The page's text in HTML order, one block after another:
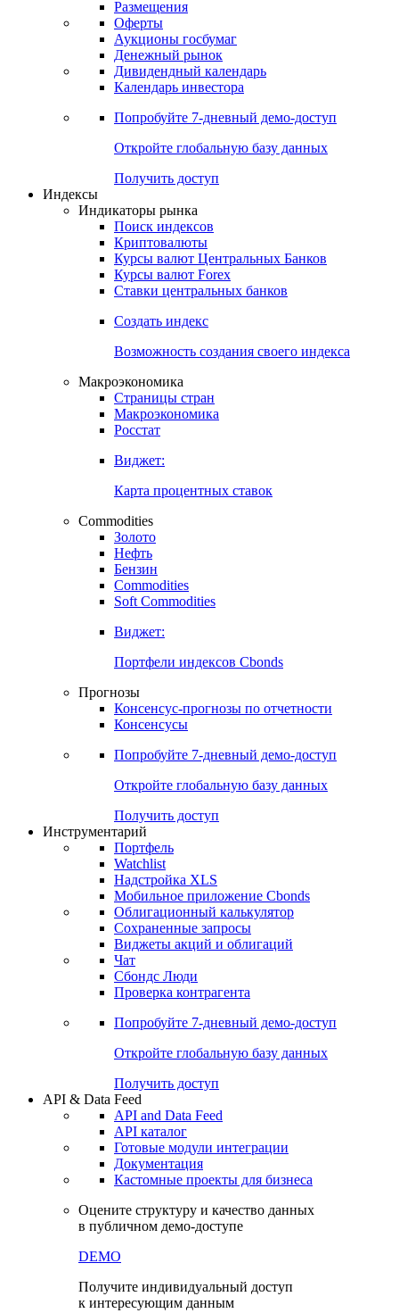
Размещения
Оферты
Аукционы госбумаг
Денежный рынок
Дивидендный календарь
Календарь инвестора
Попробуйте 7-дневный демо-доступ
Откройте глобальную базу данных
Получить доступ
Индексы
Индикаторы рынка
Поиск индексов
Криптовалюты
Курсы валют Центральных Банков
Курсы валют Forex
Ставки центральных банков
Создать индекс
Возможность создания своего индекса
Макроэкономика
Страницы стран
Макроэкономика
Росстат
Виджет:
Карта процентных ставок
Commodities
Золото
Нефть
Бензин
Commodities
Soft Commodities
Виджет:
Портфели индексов Cbonds
Прогнозы
Консенсус-прогнозы по отчетности
Консенсусы
Попробуйте 7-дневный демо-доступ
Откройте глобальную базу данных
Получить доступ
Инструментарий
Портфель
Watchlist
Надстройка XLS
Мобильное приложение Cbonds
Облигационный калькулятор
Сохраненные запросы
Виджеты акций и облигаций
Чат
Сбондс Люди
Проверка контрагента
Попробуйте 7-дневный демо-доступ
Откройте глобальную базу данных
Получить доступ
API & Data Feed
API and Data Feed
API каталог
Готовые модули интеграции
Документация
Кастомные проекты для бизнеса
Оцените структуру и качество данных
в публичном демо-доступе
DEMO
Получите индивидуальный доступ
к интересующим данным